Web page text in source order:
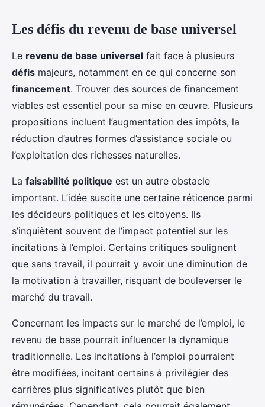
Les défis du revenu de base universel
Le revenu de base universel fait face à plusieurs
défis majeurs, notamment en ce qui concerne son
financement. Trouver des sources de financement
viables est essentiel pour sa mise en œuvre. Plusieurs
propositions incluent l’augmentation des impôts, la
réduction d’autres formes d’assistance sociale ou
l’exploitation des richesses naturelles.
La faisabilité politique est un autre obstacle
important. L’idée suscite une certaine réticence parmi
les décideurs politiques et les citoyens. Ils
s’inquiètent souvent de l’impact potentiel sur les
incitations à l’emploi. Certains critiques soulignent
que sans travail, il pourrait y avoir une diminution de
la motivation à travailler, risquant de bouleverser le
marché du travail.
Concernant les impacts sur le marché de l’emploi, le
revenu de base pourrait influencer la dynamique
traditionnelle. Les incitations à l’emploi pourraient
être modifiées, incitant certains à privilégier des
carrières plus significatives plutôt que bien